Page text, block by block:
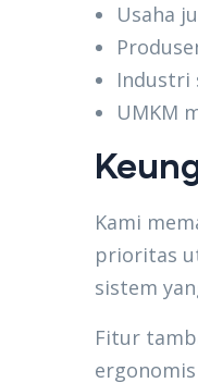
Usaha
Industri
UMKM
Kami
prioritas
sistem
Fitur